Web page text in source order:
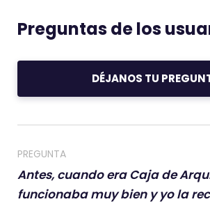
Preguntas de los
DÉJANOS TU
PREGUNTA
Antes, cuando era Caja de
funcionaba muy bien y yo la